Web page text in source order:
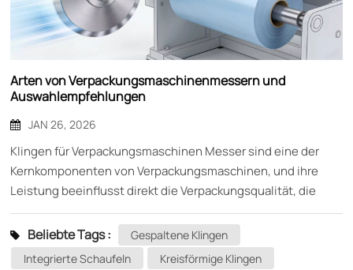
Arten von Verpackungsmaschinenmessern und
Auswahlempfehlungen
JAN 26, 2026
Klingen für Verpackungsmaschinen Messer sind eine der
Kernkomponenten von Verpackungsmaschinen, und ihre
Leistung beeinflusst direkt die Verpackungsqualität, die
Produktionseffizienz und die Lebensdauer der Maschinen.
Als unverzichtbares Schneidwerkzeug in der
Verpackungsproduktion ist die Wahl des richtigen Messers
Beliebte Tags :
Gespaltene Klingen
Integrierte Schaufeln
Kreisförmige Klingen